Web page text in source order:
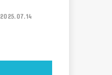
2025.07.14